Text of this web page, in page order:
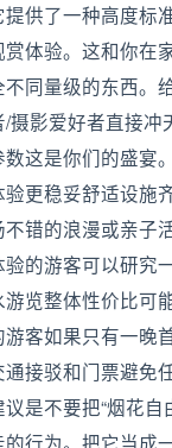
供了一种高度标
体验。这和你在
同量级的东西。
摄影爱好者直接冲
这是你们的盛宴
更稳妥舒适设施
错的浪漫或亲子
的游客可以研究
览整体性价比可
客如果只有一晚
接驳和门票避免
是不要把“烟花自
行为。把它当成